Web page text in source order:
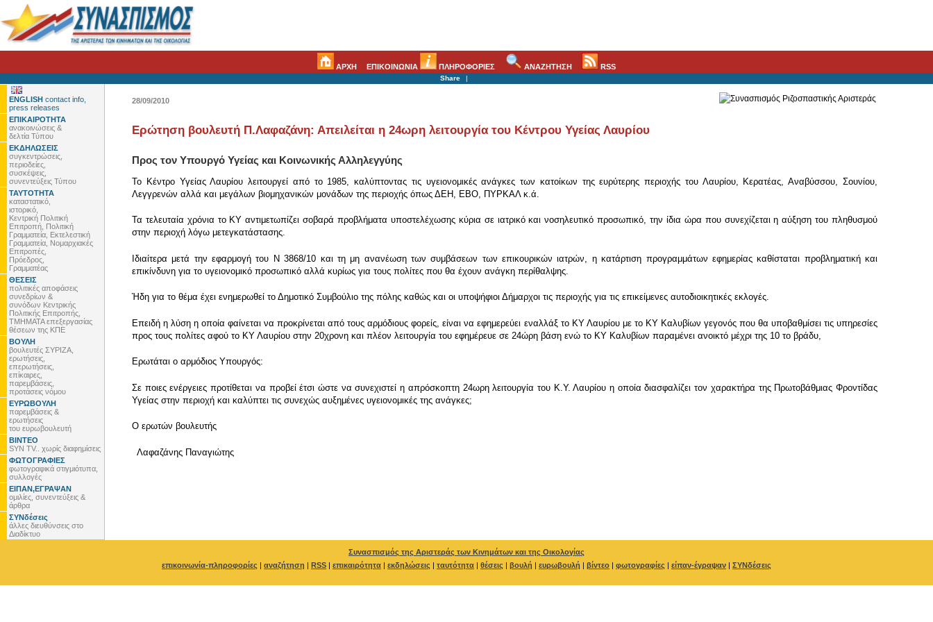
ΑΡΧΗ ΕΠΙΚΟΙΝΩΝΙΑ ΠΛΗΡΟΦΟΡΙΕΣ ΑΝΑΖΗΤΗΣΗ RSS
Share |
ENGLISH contact info,
press releases
ΕΠΙΚΑΙΡΟΤΗΤΑ
ανακοινώσεις &
δελτία Τύπου
ΕΚΔΗΛΩΣΕΙΣ
συγκεντρώσεις,
περιοδείες,
συσκέψεις,
συνεντεύξεις Τύπου
ΤΑΥΤΟΤΗΤΑ
καταστατικό,
ιστορικό,
Κεντρική Πολιτική
Επιτροπή, Πολιτική
Γραμματεία, Εκτελεστική
Γραμματεία, Νομαρχιακές
Επιτροπές,
Πρόεδρος,
Γραμματέας
ΘΕΣΕΙΣ
πολιτικές αποφάσεις
συνεδρίων &
συνόδων Κεντρικής
Πολιτικής Επιτροπής,
ΤΜΗΜΑΤΑ επεξεργασίας
θέσεων της ΚΠΕ
ΒΟΥΛΗ
βουλευτές ΣΥΡΙΖΑ,
ερωτήσεις,
επερωτήσεις,
επίκαιρες,
παρεμβάσεις,
προτάσεις νόμου
ΕΥΡΩΒΟΥΛΗ
παρεμβάσεις &
ερωτήσεις
του ευρωβουλευτή
ΒΙΝΤΕΟ
SYN TV.. χωρίς διαφημίσεις
ΦΩΤΟΓΡΑΦΙΕΣ
φωτογραφικά στιγμιότυπα,
συλλογές
ΕΙΠΑΝ,ΕΓΡΑΨΑΝ
ομιλίες, συνεντεύξεις &
άρθρα
ΣΥΝδέσεις
άλλες διευθύνσεις στο
Διαδίκτυο
28/09/2010
Ερώτηση βουλευτή Π.Λαφαζάνη: Απειλείται η 24ωρη λειτουργία του Κέντρου Υγείας Λαυρίου
Προς τον Υπουργό Υγείας και Κοινωνικής Αλληλεγγύης
Το Κέντρο Υγείας Λαυρίου λειτουργεί από το 1985, καλύπτοντας τις υγειονομικές ανάγκες των κατοίκων της ευρύτερης περιοχής του Λαυρίου, Κερατέας, Αναβύσσου, Σουνίου,
Λεγγρενών αλλά και μεγάλων βιομηχανικών μονάδων της περιοχής όπως ΔΕΗ, ΕΒΟ, ΠΥΡΚΑΛ κ.ά.
Τα τελευταία χρόνια το ΚΥ αντιμετωπίζει σοβαρά προβλήματα υποστελέχωσης κύρια σε ιατρικό και νοσηλευτικό προσωπικό, την ίδια ώρα που συνεχίζεται η αύξηση του πληθυσμού
στην περιοχή λόγω μετεγκατάστασης.
Ιδιαίτερα μετά την εφαρμογή του Ν 3868/10 και τη μη ανανέωση των συμβάσεων των επικουρικών ιατρών, η κατάρτιση προγραμμάτων εφημερίας καθίσταται προβληματική και
επικίνδυνη για το υγειονομικό προσωπικό αλλά κυρίως για τους πολίτες που θα έχουν ανάγκη περίθαλψης.
Ήδη για το θέμα έχει ενημερωθεί το Δημοτικό Συμβούλιο της πόλης καθώς και οι υποψήφιοι Δήμαρχοι τις περιοχής για τις επικείμενες αυτοδιοικητικές εκλογές.
Επειδή η λύση η οποία φαίνεται να προκρίνεται από τους αρμόδιους φορείς, είναι να εφημερεύει εναλλάξ το ΚΥ Λαυρίου με το ΚΥ Καλυβίων γεγονός που θα υποβαθμίσει τις υπηρεσίες
προς τους πολίτες αφού το ΚΥ Λαυρίου στην 20χρονη και πλέον λειτουργία του εφημέρευε σε 24ώρη βάση ενώ το ΚΥ Καλυβίων παραμένει ανοικτό μέχρι της 10 το βράδυ,
Ερωτάται ο αρμόδιος Υπουργός:
Σε ποιες ενέργειες προτίθεται να προβεί έτσι ώστε να συνεχιστεί η απρόσκοπτη 24ωρη λειτουργία του Κ.Υ. Λαυρίου η οποία διασφαλίζει τον χαρακτήρα της Πρωτοβάθμιας Φροντίδας
Υγείας στην περιοχή και καλύπτει τις συνεχώς αυξημένες υγειονομικές της ανάγκες;
Ο ερωτών βουλευτής
Λαφαζάνης Παναγιώτης
Συνασπισμός της Αριστεράς των Κινημάτων και της Οικολογίας
επικοινωνία-πληροφορίες | αναζήτηση | RSS | επικαιρότητα | εκδηλώσεις | ταυτότητα | θέσεις | βουλή | ευρωβουλή | βίντεο | φωτογραφίες | είπαν-έγραψαν | ΣΥΝδέσεις